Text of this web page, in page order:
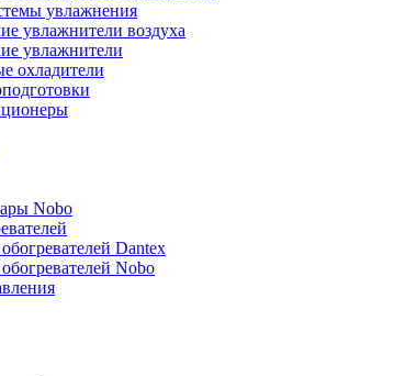
увлажнения
увлажнители воздуха
увлажнители
охладители
Nobo
Dantex
Nobo